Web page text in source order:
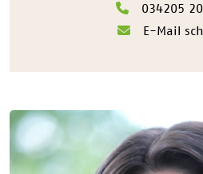
034205
E-Mail